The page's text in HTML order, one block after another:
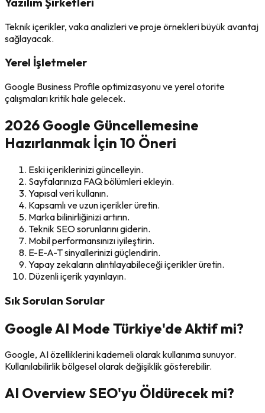
Teknik içerikler, vaka analizleri ve proje örnekleri büyük avantaj
sağlayacak.
Yerel İşletmeler
Google Business Profile optimizasyonu ve yerel otorite
çalışmaları kritik hale gelecek.
2026 Google Güncellemesine
Hazırlanmak İçin 10 Öneri
Eski içeriklerinizi güncelleyin.
Sayfalarınıza FAQ bölümleri ekleyin.
Yapısal veri kullanın.
Kapsamlı ve uzun içerikler üretin.
Marka bilinirliğinizi artırın.
Teknik SEO sorunlarını giderin.
Mobil performansınızı iyileştirin.
E-E-A-T sinyallerinizi güçlendirin.
Yapay zekaların alıntılayabileceği içerikler üretin.
Düzenli içerik yayınlayın.
Sık Sorulan Sorular
Google AI Mode Türkiye'de Aktif mi?
Google, AI özelliklerini kademeli olarak kullanıma sunuyor.
Kullanılabilirlik bölgesel olarak değişiklik gösterebilir.
AI Overview SEO'yu Öldürecek mi?